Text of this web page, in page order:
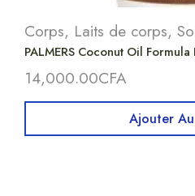
Corps, Laits de corps,
PALMERS Coconut Oil
14,000.00CFA
Ajouter